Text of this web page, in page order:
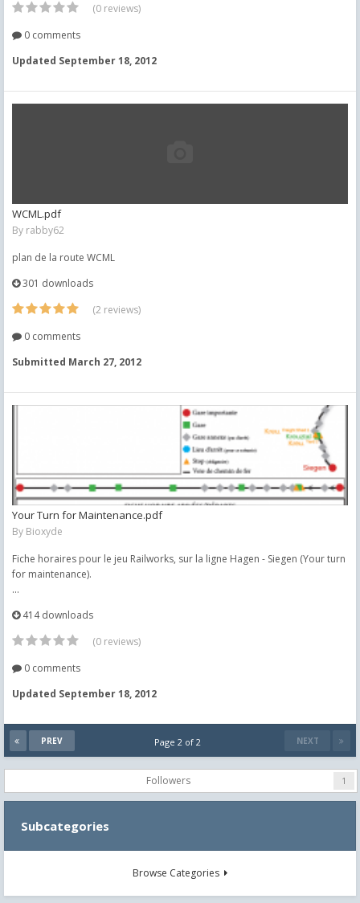
(0 reviews)
0 comments
Updated September 18, 2012
WCML.pdf
By rabby62
plan de la route WCML
301 downloads
(2 reviews)
0 comments
Submitted March 27, 2012
Your Turn for Maintenance.pdf
By Bioxyde
Fiche horaires pour le jeu Railworks, sur la ligne Hagen - Siegen (Your turn
for maintenance).
...
414 downloads
(0 reviews)
0 comments
Updated September 18, 2012
PREV NEXT
Page 2 of 2
Followers 1
Subcategories
Browse Categories